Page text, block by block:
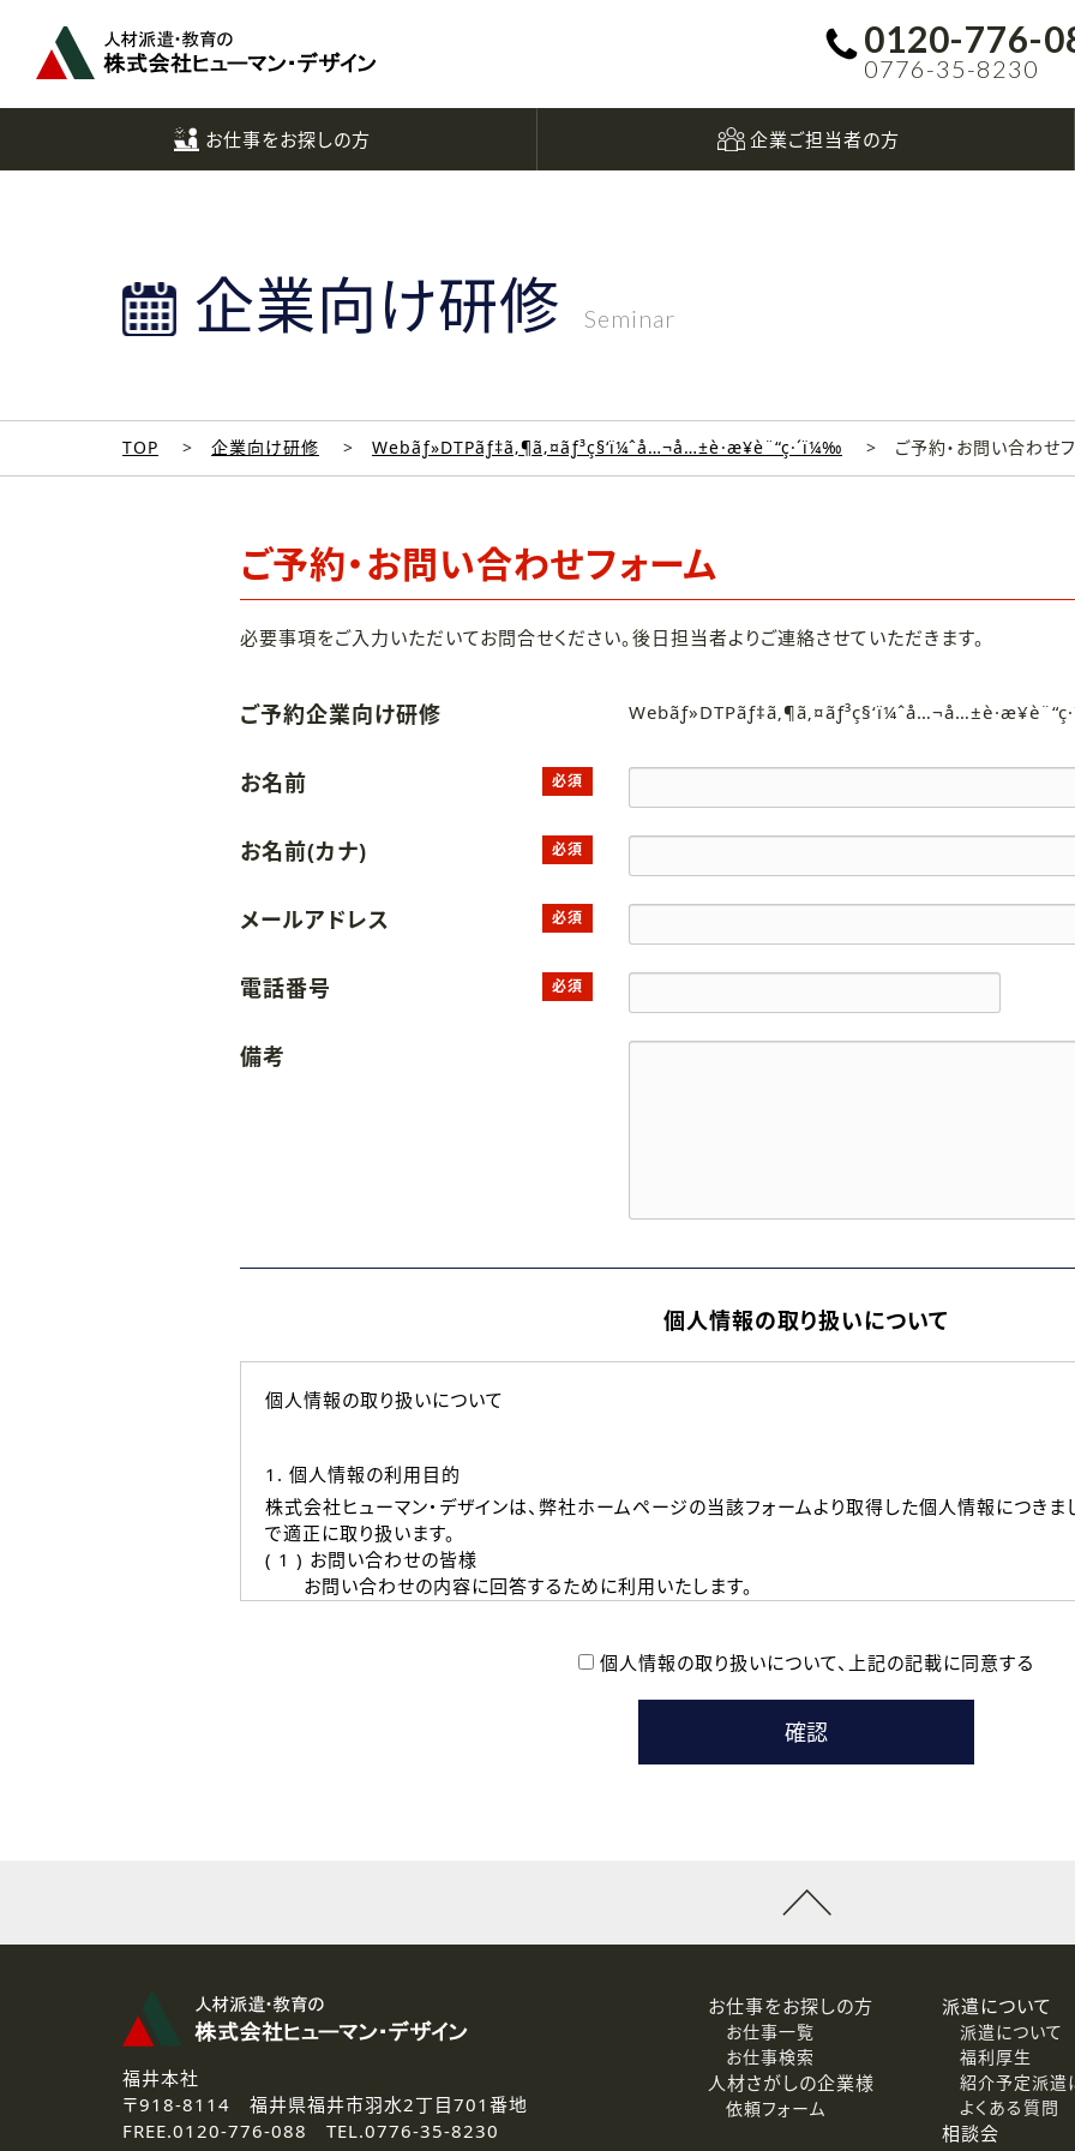
0120-776-
0776-35-8230
お仕事をお探しの方 企業ご担当者の方
企業向け研修 Seminar
TOP 企業向け研修 Webãƒ»DTPãƒ‡ã‚¶ã‚¤ãƒ³ç§‘ï¼ˆå…¬å…±è·æ¥­è¨“ç·´ï¼‰ ご予約・お問い合わせ
ご予約・お問い合わせフォーム
必要事項をご入力いただいてお問合せください。後日担当者よりご連絡させていただきます。
ご予約企業向け研修
お名前 必須
お名前(カナ) 必須
メールアドレス 必須
電話番号 必須
備考
個人情報の取り扱いについて
個人情報の取り扱いについて
1. 個人情報の利用目的
株式会社ヒューマン・デザインは、弊社ホームページの当該フォームより取得した個人情報につき
で適正に取り扱います。
( 1 ) お問い合わせの皆様
お問い合わせの内容に回答するために利用いたします。
本登録に関するご連絡および本登録時の参考情報として利用いたします。
なお、ご連絡手段は、電話・Ｅメールのいずれかの方法といたします。
3.個人情報の取り扱いの委託
弊社の定める個人情報保護の評価基準を満たした委託先に、個人情報を委託する場合があります。
4.個人情報の開示等について
ご提供いただいた個人情報の開示等（利用目的の通知、開示、訂正、追加または削除、利用の停止、
個人情報の取り扱いについて、 上記の記載に同意する
へ
福井本社
〒918-8114 福井県福井市羽水2丁目701番地
FREE.0120-776-088 TEL.0776-35-8230
お仕事をお探しの方
お仕事一覧
お仕事検索
人材さがしの企業様
依頼フォーム
派遣について
派遣について
福利厚生
紹介予定派遣
よくある質問
相談会